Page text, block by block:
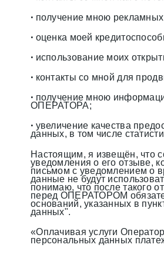
• получение мною
• оценка моей
• использование моих
• контакты со мной для
• получение мною
ОПЕРАТОРА;
• увеличение качества
данных, в том числе
Настоящим, я извещён, что
уведомления о его отзыве,
письмом с уведомлением о
данные не будут
понимаю, что после такого
перед ОПЕРАТОРОМ
оснований, указанных в
данных".
«Оплачивая услуги
персональных данных